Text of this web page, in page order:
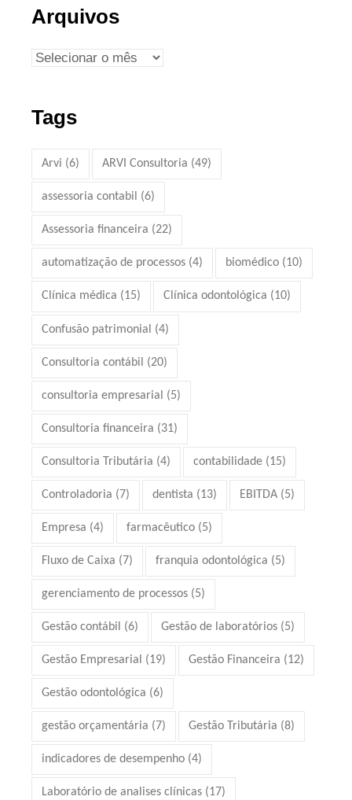
Arquivos
Tags
Arvi (6) ARVI Consultoria (49)
assessoria contabil (6)
Assessoria financeira (22)
automatização de processos (4) biomédico (10)
Clínica médica (15) Clínica odontológica (10)
Confusão patrimonial (4)
Consultoria contábil (20)
consultoria empresarial (5)
Consultoria financeira (31)
Consultoria Tributária (4) contabilidade (15)
Controladoria (7) dentista (13) EBITDA (5)
Empresa (4) farmacêutico (5)
Fluxo de Caixa (7) franquia odontológica (5)
gerenciamento de processos (5)
Gestão contábil (6) Gestão de laboratórios (5)
Gestão Empresarial (19) Gestão Financeira (12)
Gestão odontológica (6)
gestão orçamentária (7) Gestão Tributária (8)
indicadores de desempenho (4)
Laboratório de analises clínicas (17)